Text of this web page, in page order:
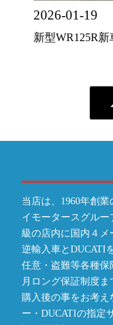
2026-01-19
新型WR125R新
当店は、1960年創
イモータースグル
級の店内に国内４メ
逆輸入車とDUCATI
任意・盗難等各種保
月ロング保証制度ま
購入後の事をお考
ー・DUCATIの指定